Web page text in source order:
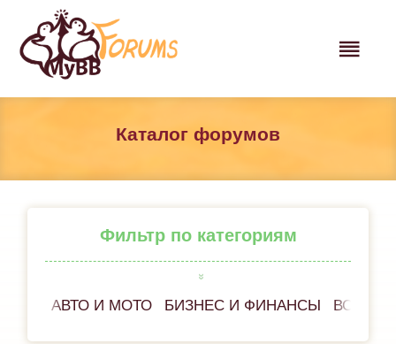
Каталог форумов
Фильтр по категориям
АВТО И МОТО БИЗНЕС И ФИНАНСЫ ВСЁ